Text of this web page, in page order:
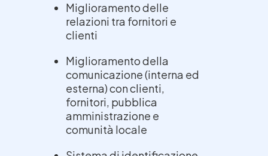
Miglioramento delle
relazioni tra fornitori e
clienti
Miglioramento della
comunicazione (interna ed
esterna) con clienti,
fornitori, pubblica
amministrazione e
comunità locale